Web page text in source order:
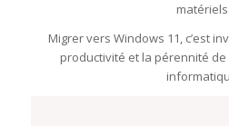
matériels.
Migrer vers Windows 11, c’est
productivité et la pérennité